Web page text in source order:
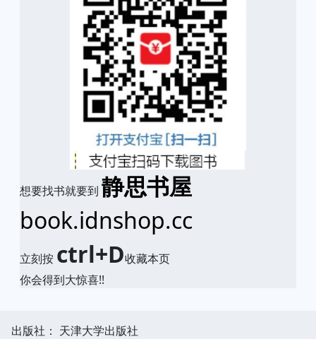
想要找书就要到 静思书屋
book.idnshop.cc
立刻按 ctrl+D收藏本页
你会得到大惊喜!!
出版社： 天津大学出版社